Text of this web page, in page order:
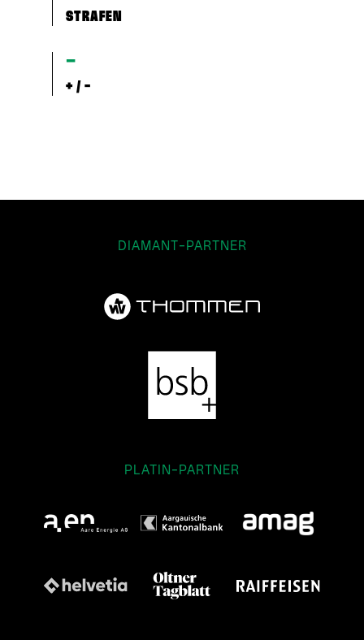
STRAFEN
–
+ / -
DIAMANT-PARTNER
PLATIN-PARTNER